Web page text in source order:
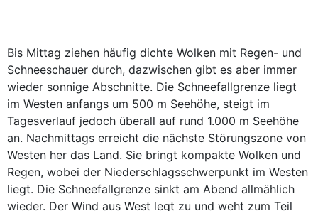
Bis Mittag ziehen häufig dichte Wolken mit Regen- und
Schneeschauer durch, dazwischen gibt es aber immer
wieder sonnige Abschnitte. Die Schneefallgrenze liegt
im Westen anfangs um 500 m Seehöhe, steigt im
Tagesverlauf jedoch überall auf rund 1.000 m Seehöhe
an. Nachmittags erreicht die nächste Störungszone von
Westen her das Land. Sie bringt kompakte Wolken und
Regen, wobei der Niederschlagsschwerpunkt im Westen
liegt. Die Schneefallgrenze sinkt am Abend allmählich
wieder. Der Wind aus West legt zu und weht zum Teil